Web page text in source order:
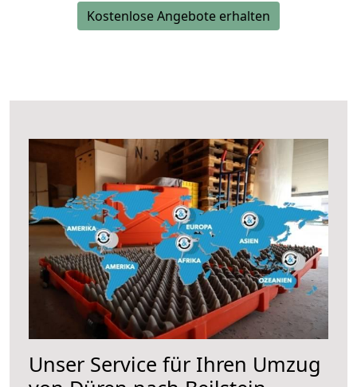
Kostenlose Angebote erhalten
Unser Service für Ihren Umzug